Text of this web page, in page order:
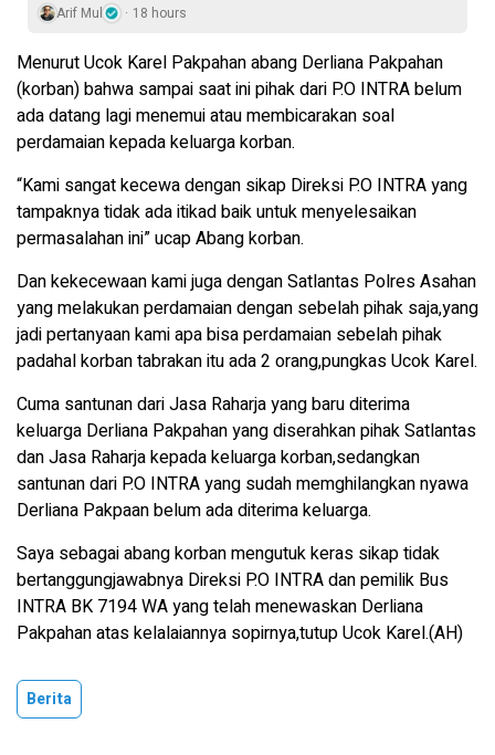
Arif Mul 18 hours
Menurut Ucok Karel Pakpahan abang Derliana Pakpahan
(korban) bahwa sampai saat ini pihak dari P.O INTRA belum
ada datang lagi menemui atau membicarakan soal
perdamaian kepada keluarga korban.
“Kami sangat kecewa dengan sikap Direksi P.O INTRA yang
tampaknya tidak ada itikad baik untuk menyelesaikan
permasalahan ini” ucap Abang korban.
Dan kekecewaan kami juga dengan Satlantas Polres Asahan
yang melakukan perdamaian dengan sebelah pihak saja,yang
jadi pertanyaan kami apa bisa perdamaian sebelah pihak
padahal korban tabrakan itu ada 2 orang,pungkas Ucok Karel.
Cuma santunan dari Jasa Raharja yang baru diterima
keluarga Derliana Pakpahan yang diserahkan pihak Satlantas
dan Jasa Raharja kepada keluarga korban,sedangkan
santunan dari P.O INTRA yang sudah memghilangkan nyawa
Derliana Pakpaan belum ada diterima keluarga.
Saya sebagai abang korban mengutuk keras sikap tidak
bertanggungjawabnya Direksi P.O INTRA dan pemilik Bus
INTRA BK 7194 WA yang telah menewaskan Derliana
Pakpahan atas kelalaiannya sopirnya,tutup Ucok Karel.(AH)
Berita